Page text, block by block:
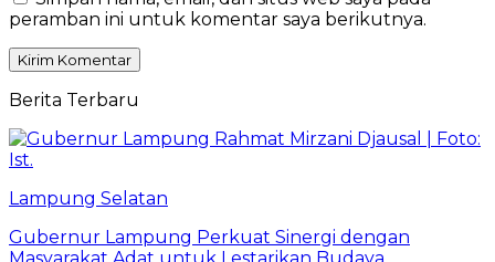
peramban ini untuk komentar saya berikutnya.
Berita Terbaru
Lampung Selatan
Gubernur Lampung Perkuat Sinergi dengan